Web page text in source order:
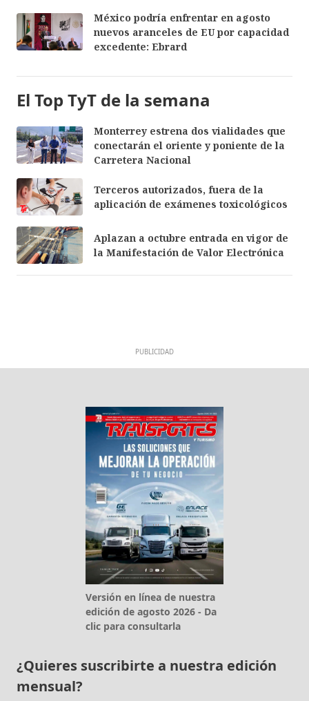
México podría enfrentar en agosto
nuevos aranceles de EU por capacidad
excedente: Ebrard
El Top TyT de la semana
Monterrey estrena dos vialidades que
conectarán el oriente y poniente de la
Carretera Nacional
Terceros autorizados, fuera de la
aplicación de exámenes toxicológicos
Aplazan a octubre entrada en vigor de
la Manifestación de Valor Electrónica
PUBLICIDAD
Versión en línea de nuestra
edición de agosto 2026 - Da
clic para consultarla
¿Quieres suscribirte a nuestra edición
mensual?